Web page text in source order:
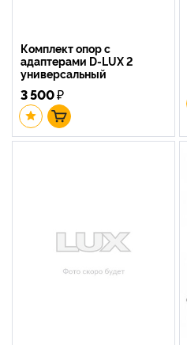
Комплект опор с
адаптерами D-LUX 2
универсальный
3 500₽